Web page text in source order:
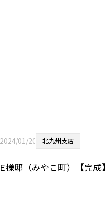
2024/01/20 北九州支店
E様邸（みやこ町）【完成】